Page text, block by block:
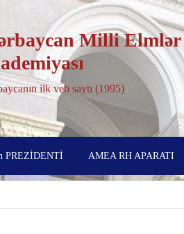
Milli Elmlər
ilk veb saytı (1995)
PREZİDENTİ AMEA RH APARATI